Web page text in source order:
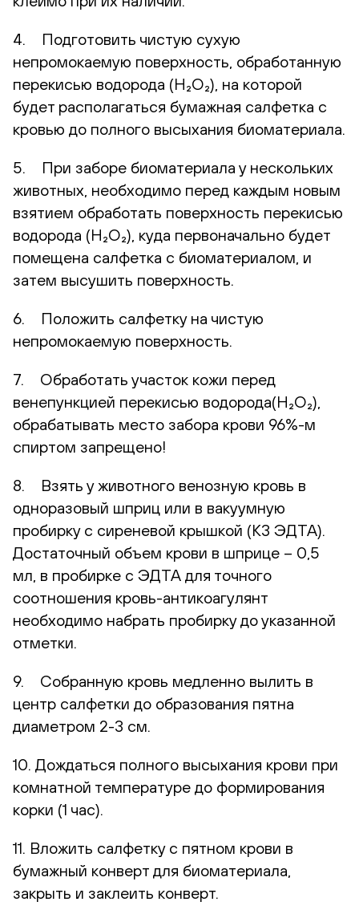
4. Подготовить чистую сухую
непромокаемую поверхность, обработанную
перекисью водорода (H₂O₂), на которой
будет располагаться бумажная салфетка с
кровью до полного высыхания биоматериала.
5. При заборе биоматериала у нескольких
животных, необходимо перед каждым новым
взятием обработать поверхность перекисью
водорода (H₂O₂), куда первоначально будет
помещена салфетка с биоматериалом, и
затем высушить поверхность.
6. Положить салфетку на чистую
непромокаемую поверхность.
7. Обработать участок кожи перед
венепункцией перекисью водорода(H₂O₂),
обрабатывать место забора крови 96%-м
спиртом запрещено!
8. Взять у животного венозную кровь в
одноразовый шприц или в вакуумную
пробирку с сиреневой крышкой (К3 ЭДТА).
Достаточный объем крови в шприце – 0,5
мл, в пробирке с ЭДТА для точного
соотношения кровь-антикоагулянт
необходимо набрать пробирку до указанной
отметки.
9. Собранную кровь медленно вылить в
центр салфетки до образования пятна
диаметром 2-3 см.
10. Дождаться полного высыхания крови при
комнатной температуре до формирования
корки (1 час).
11. Вложить салфетку с пятном крови в
бумажный конверт для биоматериала,
закрыть и заклеить конверт.